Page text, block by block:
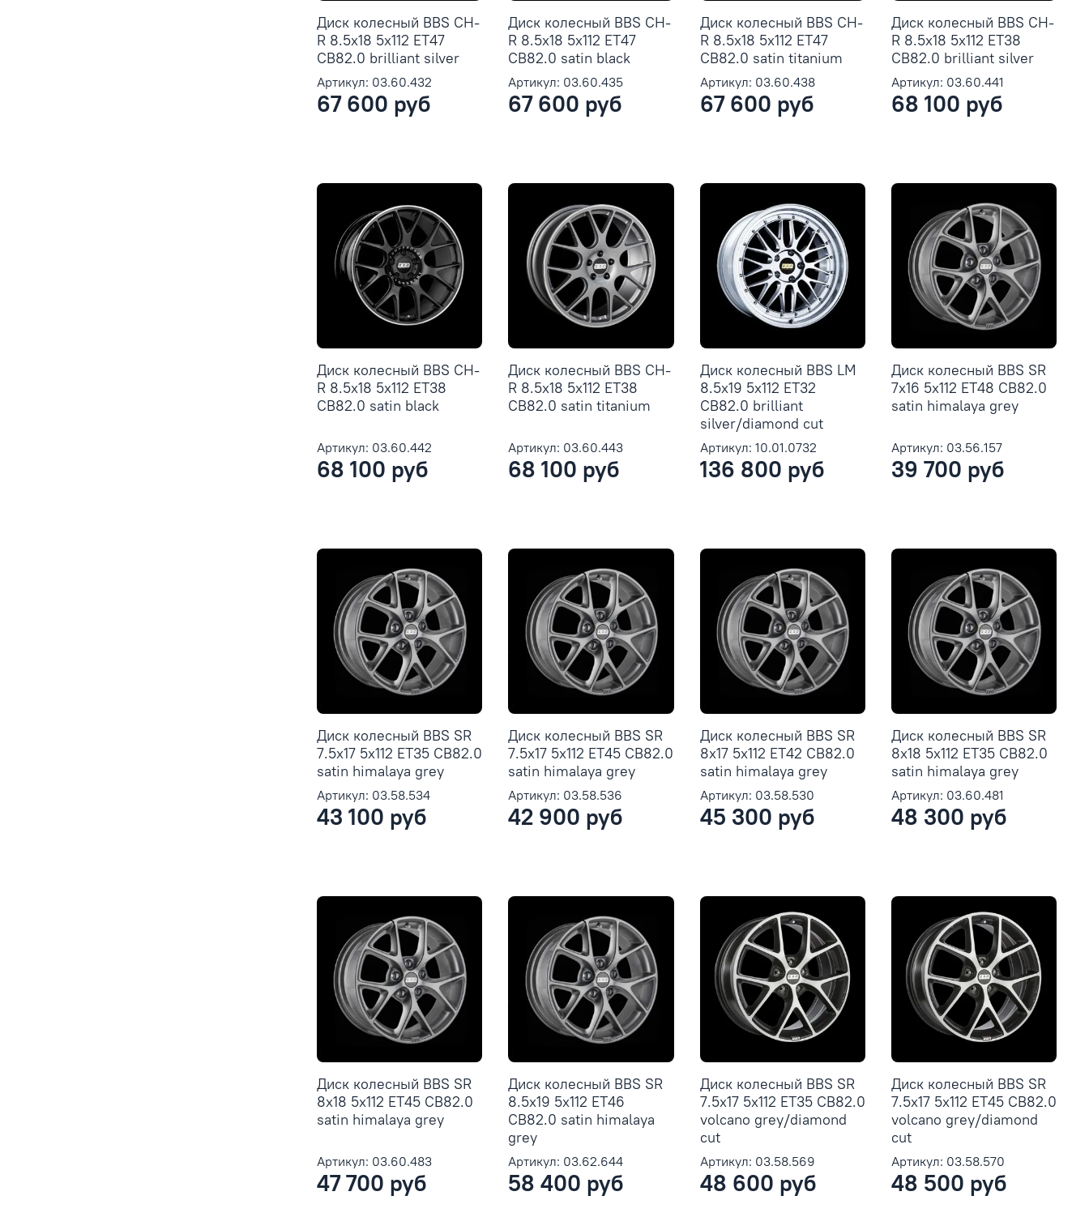
Диск колесный BBS CH-
R 8.5x18 5x112 ET47
CB82.0 brilliant silver
Артикул: 03.60.432
67 600 руб
Диск колесный BBS CH-
R 8.5x18 5x112 ET47
CB82.0 satin black
Артикул: 03.60.435
67 600 руб
Диск колесный BBS CH-
R 8.5x18 5x112 ET47
CB82.0 satin titanium
Артикул: 03.60.438
67 600 руб
Диск колесный BBS CH-
R 8.5x18 5x112 ET38
CB82.0 brilliant silver
Артикул: 03.60.441
68 100 руб
Диск колесный BBS CH-
R 8.5x18 5x112 ET38
CB82.0 satin black
Артикул: 03.60.442
68 100 руб
Диск колесный BBS CH-
R 8.5x18 5x112 ET38
CB82.0 satin titanium
Артикул: 03.60.443
68 100 руб
Диск колесный BBS LM
8.5x19 5x112 ET32
CB82.0 brilliant
silver/diamond cut
Артикул: 10.01.0732
136 800 руб
Диск колесный BBS SR
7x16 5x112 ET48 CB82.0
satin himalaya grey
Артикул: 03.56.157
39 700 руб
Диск колесный BBS SR
7.5x17 5x112 ET35 CB82.0
satin himalaya grey
Артикул: 03.58.534
43 100 руб
Диск колесный BBS SR
7.5x17 5x112 ET45 CB82.0
satin himalaya grey
Артикул: 03.58.536
42 900 руб
Диск колесный BBS SR
8x17 5x112 ET42 CB82.0
satin himalaya grey
Артикул: 03.58.530
45 300 руб
Диск колесный BBS SR
8x18 5x112 ET35 CB82.0
satin himalaya grey
Артикул: 03.60.481
48 300 руб
Диск колесный BBS SR
8x18 5x112 ET45 CB82.0
satin himalaya grey
Артикул: 03.60.483
47 700 руб
Диск колесный BBS SR
8.5x19 5x112 ET46
CB82.0 satin himalaya
grey
Артикул: 03.62.644
58 400 руб
Диск колесный BBS SR
7.5x17 5x112 ET35 CB82.0
volcano grey/diamond
cut
Артикул: 03.58.569
48 600 руб
Диск колесный BBS SR
7.5x17 5x112 ET45 CB82.0
volcano grey/diamond
cut
Артикул: 03.58.570
48 500 руб